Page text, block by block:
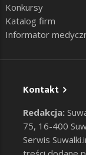
Konkursy
Katalog firm
Informator
Kontakt
Redakcja:
75, 16-400
Serwis